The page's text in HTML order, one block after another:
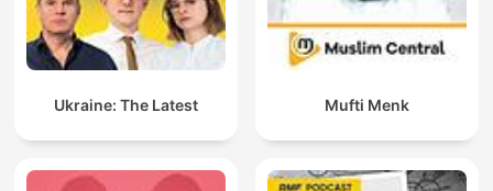
Ukraine: The Latest Mufti Menk